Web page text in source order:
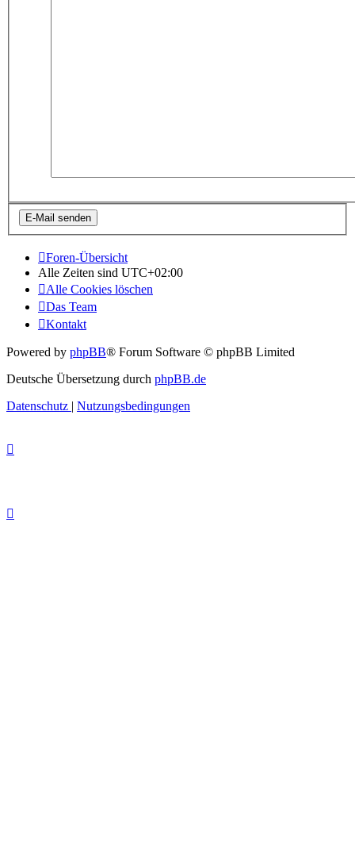
Foren-Übersicht
Alle Zeiten sind UTC+02:00
Alle Cookies löschen
Das Team
Kontakt
Powered by phpBB® Forum Software © phpBB Limited
Deutsche Übersetzung durch phpBB.de
Datenschutz | Nutzungsbedingungen